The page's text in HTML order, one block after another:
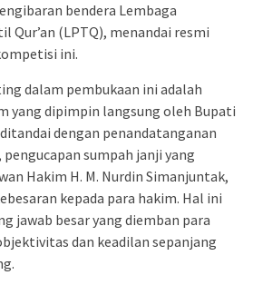
bendera Lembaga
Qur’an (LPTQ), menandai resmi
ini.
dalam pembukaan ini adalah
yang dipimpin langsung oleh Bupati
dengan penandatanganan
sumpah janji yang
Hakim H. M. Nurdin Simanjuntak,
kepada para hakim. Hal ini
jawab besar yang diemban para
dan keadilan sepanjang